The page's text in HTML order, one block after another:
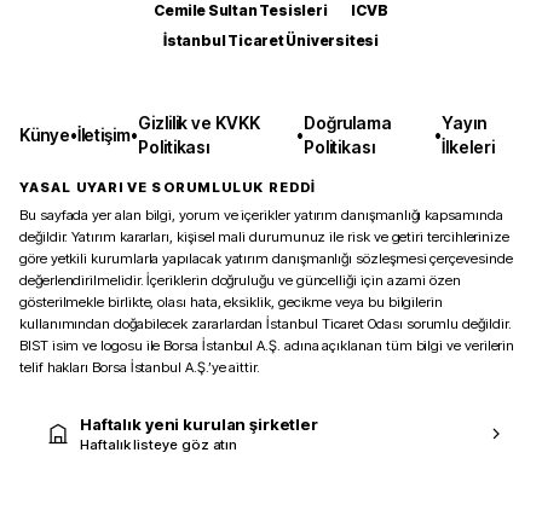
Cemile Sultan Tesisleri
ICVB
İstanbul Ticaret Üniversitesi
Künye•İletişim•
Gizlilik ve KVKK
Politikası
•
Doğrulama
Politikası
•
Yayın
İlkeleri
YASAL UYARI VE SORUMLULUK REDDİ
Bu sayfada yer alan bilgi, yorum ve içerikler yatırım danışmanlığı kapsamında
değildir. Yatırım kararları, kişisel mali durumunuz ile risk ve getiri tercihlerinize
göre yetkili kurumlarla yapılacak yatırım danışmanlığı sözleşmesi çerçevesinde
değerlendirilmelidir. İçeriklerin doğruluğu ve güncelliği için azami özen
gösterilmekle birlikte, olası hata, eksiklik, gecikme veya bu bilgilerin
kullanımından doğabilecek zararlardan İstanbul Ticaret Odası sorumlu değildir.
BIST isim ve logosu ile Borsa İstanbul A.Ş. adına açıklanan tüm bilgi ve verilerin
telif hakları Borsa İstanbul A.Ş.’ye aittir.
Haftalık yeni kurulan şirketler
Haftalık listeye göz atın